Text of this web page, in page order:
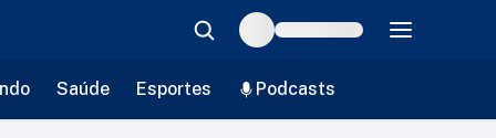
Saúde Esportes Podcasts